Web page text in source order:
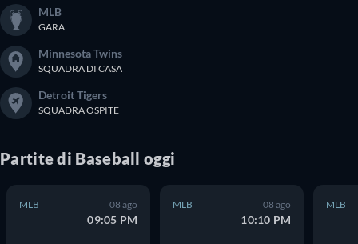
MLB
GARA
Minnesota Twins
SQUADRA DI CASA
Detroit Tigers
SQUADRA OSPITE
Partitedi Baseball oggi
MLB 08 ago
09:05 PM
MLB 08 ago
10:10 PM
MLB